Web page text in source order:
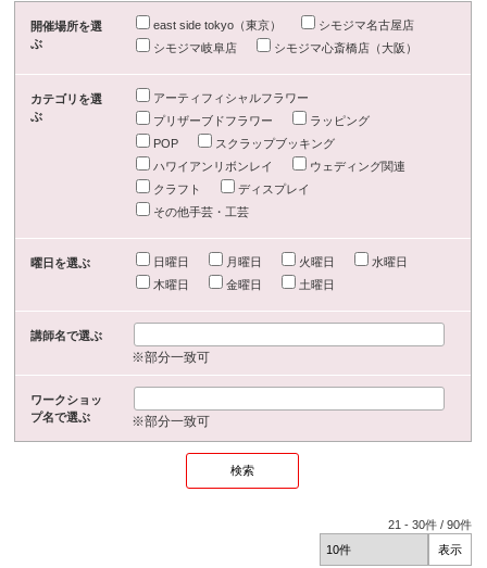
開催場所を選
ぶ
east side tokyo（東京）
シモジマ名古屋店
シモジマ岐阜店
シモジマ心斎橋店（大阪）
カテゴリを選
ぶ
アーティフィシャルフラワー
プリザーブドフラワー
ラッピング
POP
スクラップブッキング
ハワイアンリボンレイ
ウェディング関連
クラフト
ディスプレイ
その他手芸・工芸
曜日を選ぶ 日曜日 月曜日 火曜日
水曜日
木曜日
金曜日 土曜日
講師名で選ぶ
※部分一致可
ワークショッ
プ名で選ぶ
※部分一致可
21 -30件 /90件